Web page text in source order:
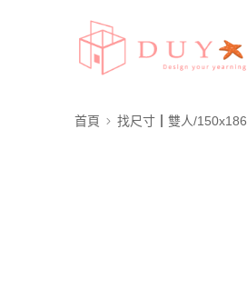
首頁 找尺寸┃雙人/150x186